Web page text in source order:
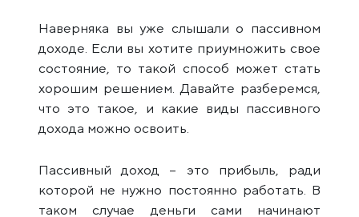
Наверняка вы уже слышали о пассивном
доходе. Если вы хотите приумножить свое
состояние, то такой способ может стать
хорошим решением. Давайте разберемся,
что это такое, и какие виды пассивного
дохода можно освоить.
Пассивный доход – это прибыль, ради
которой не нужно постоянно работать. В
таком случае деньги сами начинают